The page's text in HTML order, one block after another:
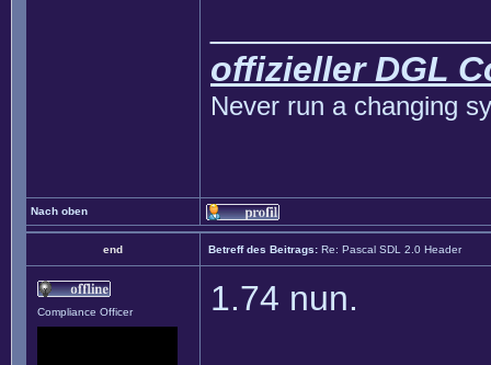
offizieller DGL
Never run a changing
Nach oben
end Betreff des Beitrags: Re: Pascal SDL 2.0 Header
Compliance Officer 1.74 nun.